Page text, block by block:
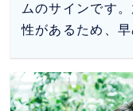
ムのサインです
性があるため、